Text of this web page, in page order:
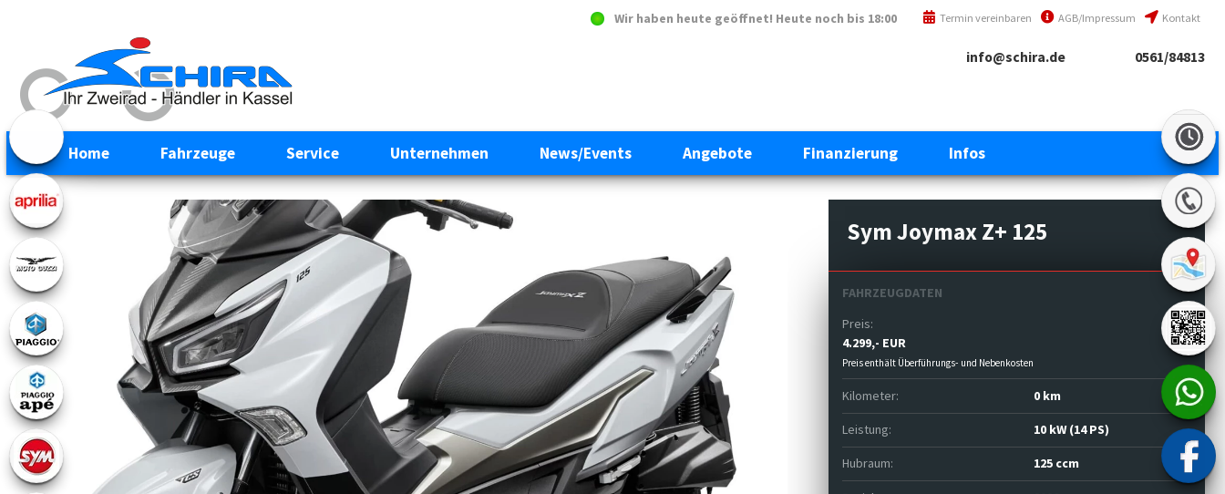
Wir haben heute geöffnet! Heute noch bis 18:00 Kontakt
AGB/Impressum
Termin vereinbaren
0561/84813
info@schira.de
Home Fahrzeuge Service Unternehmen News/Events Angebote Finanzierung Infos
Previous Next
Sym Joymax Z+ 125
FAHRZEUGDATEN
Preis:
4.299,- EUR
Preis enthält Überführungs- und Nebenkosten
Kilometer: 0 km
Leistung: 10 kW (14 PS)
Hubraum: 125 ccm